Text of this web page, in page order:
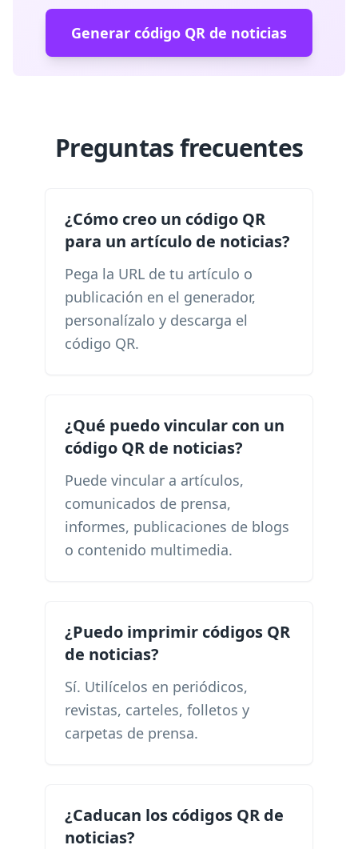
Generar código QR de noticias
Preguntas frecuentes
¿Cómo creo un código QR
para un artículo de noticias?
Pega la URL de tu artículo o
publicación en el generador,
personalízalo y descarga el
código QR.
¿Qué puedo vincular con un
código QR de noticias?
Puede vincular a artículos,
comunicados de prensa,
informes, publicaciones de blogs
o contenido multimedia.
¿Puedo imprimir códigos QR
de noticias?
Sí. Utilícelos en periódicos,
revistas, carteles, folletos y
carpetas de prensa.
¿Caducan los códigos QR de
noticias?